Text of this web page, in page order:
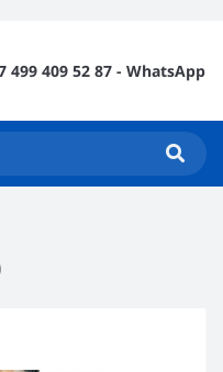
499 409 52 87 - WhatsApp